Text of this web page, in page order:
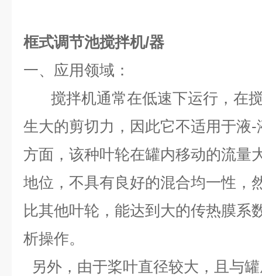
框式调节池搅拌机/器
一、 应用领域：
搅拌机通常在低速下运行，在
生大的剪切力，因此它不适用于液
方面，该种叶轮在罐内移动的流量
地位，不具有良好的混合均一性，
比其他叶轮，能达到大的传热膜系
析操作。
另外，由于桨叶直径较大，且与